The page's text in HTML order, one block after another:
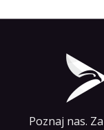
Poznaj nas.